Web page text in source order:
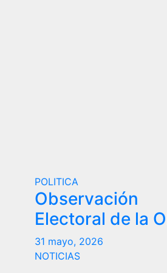
POLITICA
Observación
Electoral de la
31 mayo, 2026
NOTICIAS